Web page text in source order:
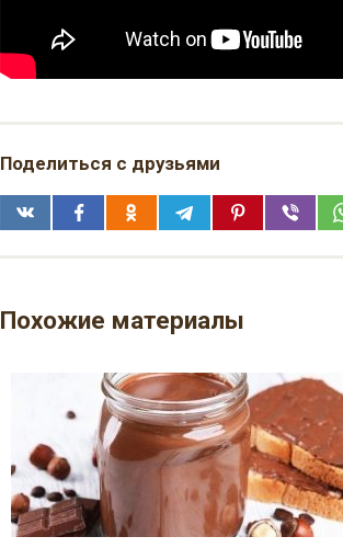
Поделиться с друзьями
Похожие материалы